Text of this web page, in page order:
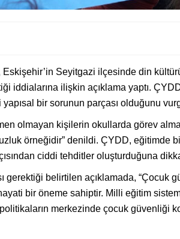
Seyitgazi ilçesinde din
iddialarına ilişkin açıklama yaptı.
bir sorunun parçası olduğunu
olmayan kişilerin okullarda görev
örneğidir” denildi. ÇYDD, eğitimde
ciddi tehditler oluşturduğuna
belirtilen açıklamada, “Çocuk
bir öneme sahiptir. Milli eğitim
merkezinde çocuk güvenliği